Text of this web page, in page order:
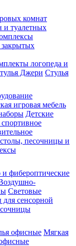
комнат
и туалетных
логопеда и
Джери Стулья
игровая мебель
Детские
спортивное
песочницы и
фибероптические
Световые
сенсорной
офисные Мягкая